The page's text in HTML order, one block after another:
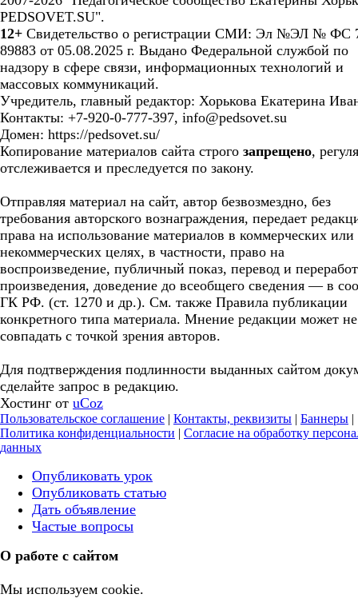
PEDSOVET.SU".
12+ Свидетельство о регистрации СМИ: Эл №ЭЛ № ФС
89883 от 05.08.2025 г. Выдано Федеральной службой по
надзору в сфере связи, информационных технологий и
массовых коммуникаций.
Учредитель, главный редактор: Хорькова Екатерина
Контакты: +7-920-0-777-397, info@pedsovet.su
Домен: https://pedsovet.su/
Копирование материалов сайта строго запрещено,
отслеживается и преследуется по закону.
Отправляя материал на сайт, автор безвозмездно, без
требования авторского вознаграждения, передает
права на использование материалов в коммерческих или
некоммерческих целях, в частности, право на
воспроизведение, публичный показ, перевод и
произведения, доведение до всеобщего сведения — в
ГК РФ. (ст. 1270 и др.). См. также Правила публикации
конкретного типа материала. Мнение редакции может не
совпадать с точкой зрения авторов.
Для подтверждения подлинности выданных сайтом
сделайте запрос в редакцию.
Хостинг от uCoz
Пользовательское соглашение | Контакты, реквизиты | Баннеры |
Политика конфиденциальности | Согласие на обработку
данных
Опубликовать урок
Опубликовать статью
Дать объявление
Частые вопросы
О работе с сайтом
Мы используем cookie.